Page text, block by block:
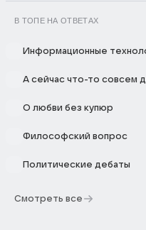
В ТОПЕ НА ОТВЕТАХ
Информационные
А сейчас что-то совсем
О любви без купюр
Философский вопрос
Политические дебаты
Смотреть все